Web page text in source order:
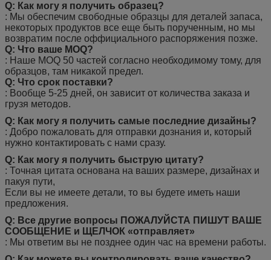
Q: Как могу я получить образец?
: Мы обеспечим свободные образцы для деталей запаса,
некоторых продуктов все еще быть порученным, но мы
возвратим после оффициального распоряжения позже.
Q: Что ваше MOQ?
: Наше MOQ 50 частей согласно необходимому тому, для
образцов, там никакой предел.
Q: Что срок поставки?
: Вообще 5-25 дней, он зависит от количества заказа и
грузя методов.
Q: Как могу я получить самые последние дизайны?
: Добро пожаловать для отправки дознания и, который
нужно контактировать с нами сразу.
Q: Как могу я получить быструю цитату?
: Точная цитата основана на ваших размере, дизайнах и
пакуя пути,
Если вы не имеете детали, то вы будете иметь наши
предложения.
Q: Все другие вопросы ПОЖАЛУЙСТА ПИШУТ ВАШЕ
СООБЩЕНИЕ и ЩЕЛЧОК «отправляет»
: Мы ответим вы не позднее один час на времени работы.